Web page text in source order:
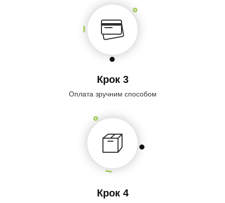
Крок 3
Оплата зручним способом
Крок 4